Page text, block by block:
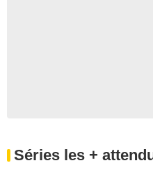
Séries les +